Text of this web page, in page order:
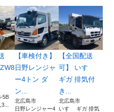
5B
【車検付き】
日野レンジャ
ー4トン ダ
ン...
北広島市
日野レンジャー4
【全国配送
可】 いすゞ
ギガ 排気付
き...
北広島市
いすゞ ギガ 排気